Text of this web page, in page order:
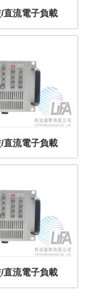
直流電子負載
直流電子負載
直流電子負載